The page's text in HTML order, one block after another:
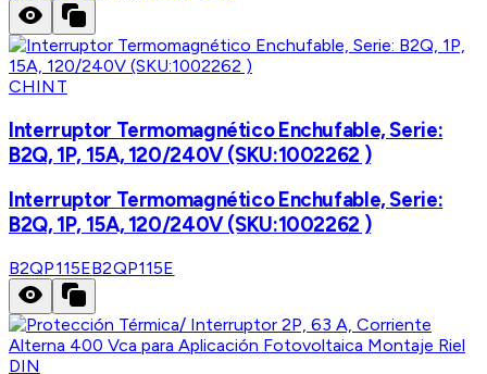
CHINT
Interruptor Termomagnético Enchufable, Serie:
B2Q, 1P, 15A, 120/240V (SKU:1002262 )
Interruptor Termomagnético Enchufable, Serie:
B2Q, 1P, 15A, 120/240V (SKU:1002262 )
B2QP115EB2QP115E